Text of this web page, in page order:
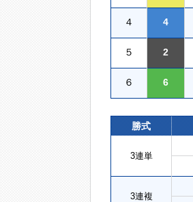
４ 4
５ 2
６ 6
勝式
3連単
3連複